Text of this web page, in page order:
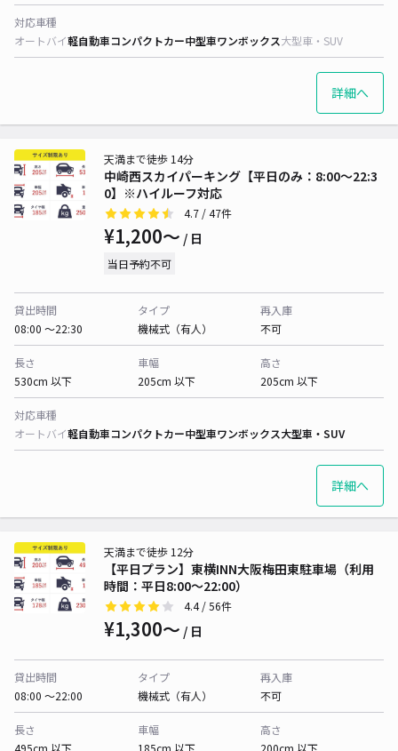
対応車種
オートバイ軽自動車コンパクトカー中型車ワンボックス大型車・SUV
詳細へ
中崎西スカイパーキング【平日のみ：8:00～22:3
0】※ハイルーフ対応
天満まで徒歩 14分
4.7 / 47件
¥1,200〜 / 日
当日予約不可
貸出時間
08:00 〜22:30
タイプ
機械式（有人）
再入庫
不可
長さ
530cm 以下
車幅
205cm 以下
高さ
205cm 以下
対応車種
オートバイ軽自動車コンパクトカー中型車ワンボックス大型車・SUV
詳細へ
【平日プラン】東横INN大阪梅田東駐車場（利用
時間：平日8:00～22:00）
天満まで徒歩 12分
4.4/ 56件
¥1,300〜 / 日
貸出時間
08:00 〜22:00
タイプ
機械式（有人）
再入庫
不可
長さ
495cm 以下
車幅
185cm 以下
高さ
200cm 以下